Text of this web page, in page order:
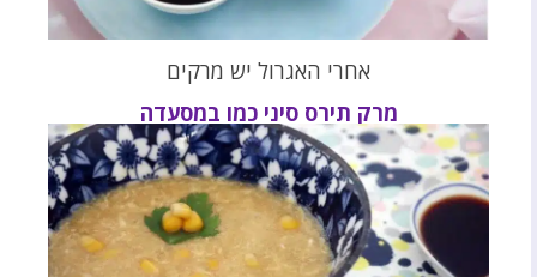
אחרי האגרול יש מרקים
מרק תירס סיני כמו במסעדה